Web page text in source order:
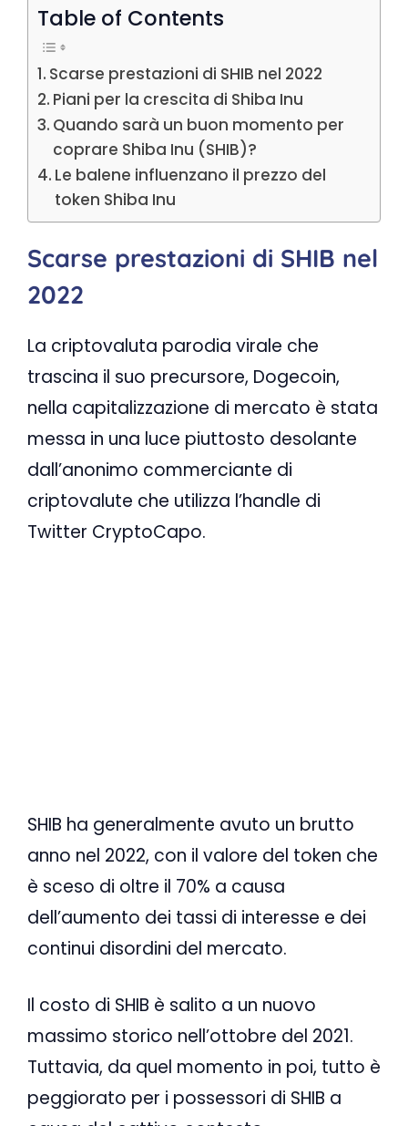
Table of Contents
Scarse prestazioni di SHIB nel 2022
Piani per la crescita di Shiba Inu
Quando sarà un buon momento per
coprare Shiba Inu (SHIB)?
Le balene influenzano il prezzo del
token Shiba Inu
Scarse prestazioni di SHIB nel
2022
La criptovaluta parodia virale che
trascina il suo precursore, Dogecoin,
nella capitalizzazione di mercato è stata
messa in una luce piuttosto desolante
dall’anonimo commerciante di
criptovalute che utilizza l’handle di
Twitter CryptoCapo.
SHIB ha generalmente avuto un brutto
anno nel 2022, con il valore del token che
è sceso di oltre il 70% a causa
dell’aumento dei tassi di interesse e dei
continui disordini del mercato.
Il costo di SHIB è salito a un nuovo
massimo storico nell’ottobre del 2021.
Tuttavia, da quel momento in poi, tutto è
peggiorato per i possessori di SHIB a